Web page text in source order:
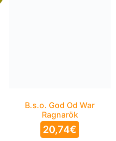
B.s.o. God Od War
Ragnarök
20,74€